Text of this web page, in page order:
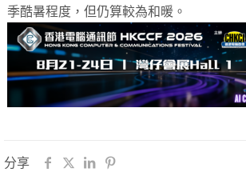
季酷暑程度，但仍算較為和暖。
分享